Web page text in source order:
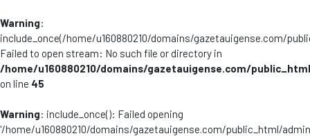
Warning:
include_once(/home/u160880210/domains/gazetauigense.com/
Failed to open stream: No such file or directory in
/home/u160880210/domains/gazetauigense.com/
on line 45
Warning: include_once(): Failed opening
'/home/u160880210/domains/gazetauigense.com/public_html/